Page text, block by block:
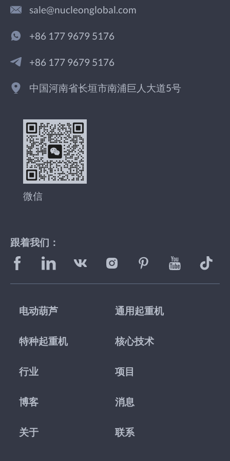
sale@nucleonglobal.com
+86 177 9679 5176
+86 177 9679 5176
中国河南省长垣市南浦巨人大道5号
微信
跟着我们：
电动葫芦 通用起重机
特种起重机 核心技术
行业 项目
博客 消息
关于 联系